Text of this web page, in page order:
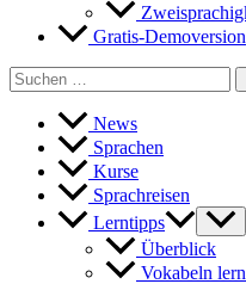
Gratis-Demoversion
Search
for:
News
Sprachen
Kurse
Sprachreisen
Lerntipps
Überblick
Vokabeln